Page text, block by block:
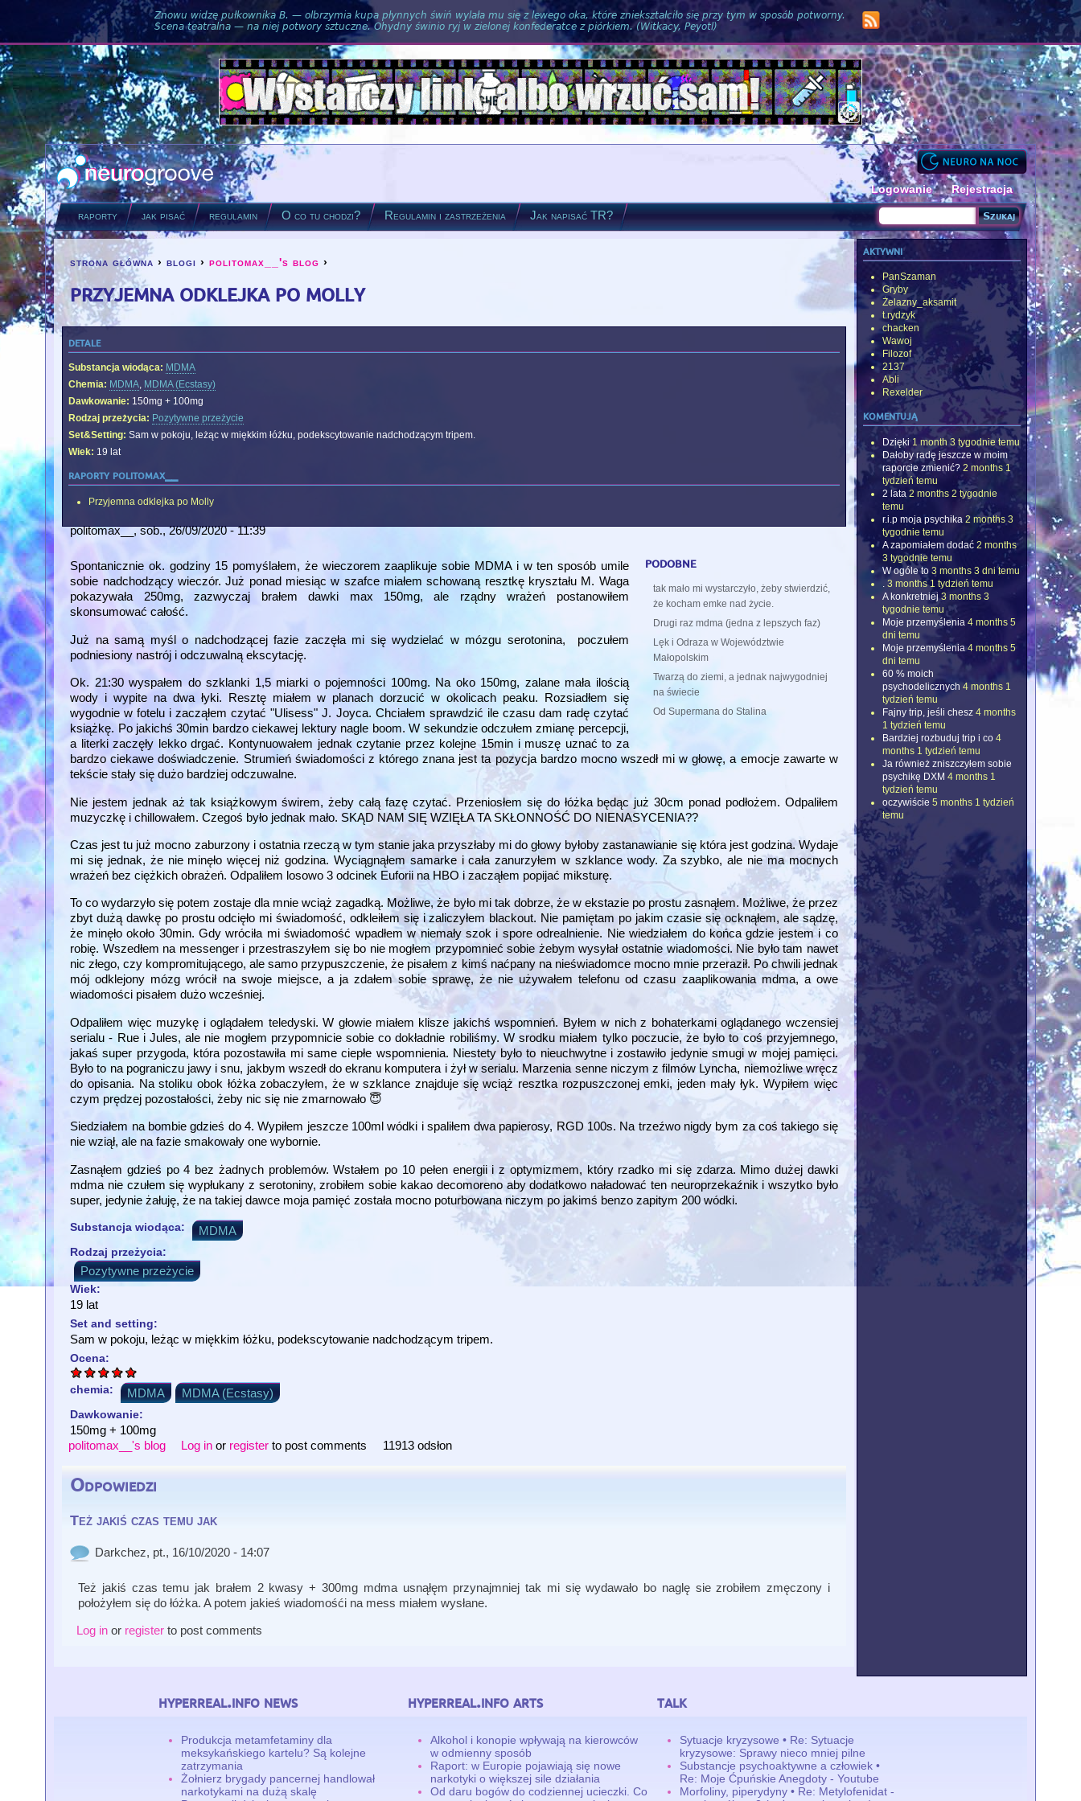
Znowu widzę pułkownika B. — olbrzymia kupa płynnych świń wylała mu się z lewego oka, które zniekształciło się przy tym w sposób potworny.
Scena teatralna — na niej potwory sztuczne. Ohydny świnio ryj w zielonej konfederatce z piórkiem. (Witkacy, Peyotl)
Logowanie Rejestracja
raporty jak pisać regulamin O co tu chodzi? Regulamin i zastrzeżenia Jak napisać TR?
Formularz wyszukiwania
you are here
strona główna ›blogi ›politomax__'s blog ›
przyjemna odklejka po molly
detale
Substancja wiodąca: MDMA
Chemia: MDMA, MDMA (Ecstasy)
Dawkowanie: 150mg + 100mg
Rodzaj przeżycia: Pozytywne przeżycie
Set&Setting: Sam w pokoju, leżąc w miękkim łóżku, podekscytowanie nadchodzącym tripem.
Wiek: 19 lat
raporty politomax__
Przyjemna odklejka po Molly
politomax__, sob., 26/09/2020 - 11:39
podobne
tak mało mi wystarczyło, żeby stwierdzić,
że kocham emke nad życie.
Drugi raz mdma (jedna z lepszych faz)
Lęk i Odraza w Województwie
Małopolskim
Twarzą do ziemi, a jednak najwygodniej
na świecie
Od Supermana do Stalina
Spontanicznie ok. godziny 15 pomyślałem, że wieczorem zaaplikuje sobie MDMA i w ten sposób umile
sobie nadchodzący wieczór. Już ponad miesiąc w szafce miałem schowaną resztkę kryształu M. Waga
pokazywała 250mg, zazwyczaj brałem dawki max 150mg, ale rządny wrażeń postanowiłem
skonsumować całość.
Już na samą myśl o nadchodzącej fazie zaczęła mi się wydzielać w mózgu serotonina, poczułem
podniesiony nastrój i odczuwalną ekscytację.
Ok. 21:30 wyspałem do szklanki 1,5 miarki o pojemności 100mg. Na oko 150mg, zalane mała ilością
wody i wypite na dwa łyki. Resztę miałem w planach dorzucić w okolicach peaku. Rozsiadłem się
wygodnie w fotelu i zacząłem czytać "Ulisess" J. Joyca. Chciałem sprawdzić ile czasu dam radę czytać
książkę. Po jakichś 30min bardzo ciekawej lektury nagle boom. W sekundzie odczułem zmianę percepcji,
a literki zaczęły lekko drgać. Kontynuowałem jednak czytanie przez kolejne 15min i muszę uznać to za
bardzo ciekawe doświadczenie. Strumień świadomości z którego znana jest ta pozycja bardzo mocno wszedł mi w głowę, a emocje zawarte w
tekście stały się dużo bardziej odczuwalne.
Nie jestem jednak aż tak książkowym świrem, żeby całą fazę czytać. Przeniosłem się do łóżka będąc już 30cm ponad podłożem. Odpaliłem
muzyczkę i chillowałem. Czegoś było jednak mało. SKĄD NAM SIĘ WZIĘŁA TA SKŁONNOŚĆ DO NIENASYCENIA??
Czas jest tu już mocno zaburzony i ostatnia rzeczą w tym stanie jaka przyszłaby mi do głowy byłoby zastanawianie się która jest godzina. Wydaje
mi się jednak, że nie minęło więcej niż godzina. Wyciągnąłem samarke i cała zanurzyłem w szklance wody. Za szybko, ale nie ma mocnych
wrażeń bez ciężkich obrażeń. Odpaliłem losowo 3 odcinek Euforii na HBO i zacząłem popijać miksturę.
To co wydarzyło się potem zostaje dla mnie wciąż zagadką. Możliwe, że było mi tak dobrze, że w ekstazie po prostu zasnąłem. Możliwe, że przez
zbyt dużą dawkę po prostu odcięło mi świadomość, odkleiłem się i zaliczyłem blackout. Nie pamiętam po jakim czasie się ocknąłem, ale sądzę,
że minęło około 30min. Gdy wróciła mi świadomość wpadłem w niemały szok i spore odrealnienie. Nie wiedziałem do końca gdzie jestem i co
robię. Wszedłem na messenger i przestraszyłem się bo nie mogłem przypomnieć sobie żebym wysyłał ostatnie wiadomości. Nie było tam nawet
nic złego, czy kompromitującego, ale samo przypuszczenie, że pisałem z kimś naćpany na nieświadomce mocno mnie przeraził. Po chwili jednak
mój odklejony mózg wrócił na swoje miejsce, a ja zdałem sobie sprawę, że nie używałem telefonu od czasu zaaplikowania mdma, a owe
wiadomości pisałem dużo wcześniej.
Odpaliłem więc muzykę i oglądałem teledyski. W głowie miałem klisze jakichś wspomnień. Byłem w nich z bohaterkami oglądanego wczensiej
serialu - Rue i Jules, ale nie mogłem przypomnicie sobie co dokładnie robiliśmy. W srodku miałem tylko poczucie, że było to coś przyjemnego,
jakaś super przygoda, która pozostawiła mi same ciepłe wspomnienia. Niestety było to nieuchwytne i zostawiło jedynie smugi w mojej pamięci.
Było to na pograniczu jawy i snu, jakbym wszedł do ekranu komputera i żył w serialu. Marzenia senne niczym z filmów Lyncha, niemożliwe wręcz
do opisania. Na stoliku obok łóżka zobaczyłem, że w szklance znajduje się wciąż resztka rozpuszczonej emki, jeden mały łyk. Wypiłem więc
czym prędzej pozostałości, żeby nic się nie zmarnowało 😇
Siedziałem na bombie gdzieś do 4. Wypiłem jeszcze 100ml wódki i spaliłem dwa papierosy, RGD 100s. Na trzeźwo nigdy bym za coś takiego się
nie wziął, ale na fazie smakowały one wybornie.
Zasnąłem gdzieś po 4 bez żadnych problemów. Wstałem po 10 pełen energii i z optymizmem, który rzadko mi się zdarza. Mimo dużej dawki
mdma nie czułem się wypłukany z serotoniny, zrobiłem sobie kakao decomoreno aby dodatkowo naładować ten neuroprzekaźnik i wszytko było
super, jedynie żałuję, że na takiej dawce moja pamięć została mocno poturbowana niczym po jakimś benzo zapitym 200 wódki.
Substancja wiodąca: MDMA
Rodzaj przeżycia:
Pozytywne przeżycie
Wiek:
19 lat
Set and setting:
Sam w pokoju, leżąc w miękkim łóżku, podekscytowanie nadchodzącym tripem.
Ocena:
chemia: MDMA MDMA (Ecstasy)
Dawkowanie:
150mg + 100mg
politomax__'s blog
Log in or register to post comments 11913 odsłon
Odpowiedzi
Też jakiś czas temu jak
Darkchez, pt., 16/10/2020 - 14:07
Też jakiś czas temu jak brałem 2 kwasy + 300mg mdma usnąłęm przynajmniej tak mi się wydawało bo naglę sie zrobiłem zmęczony i
położyłem się do łóżka. A potem jakieś wiadomośći na mess miałem wysłane.
Log inor registerto post comments
aktywni
PanSzaman
Gryby
Żelazny_aksamit
t.rydzyk
chacken
Wawoj
Filozof
2137
Abli
Rexelder
komentują
Dzięki 1 month 3 tygodnie temu
Dałoby radę jeszcze w moim
raporcie zmienić? 2 months 1
tydzień temu
2 lata 2 months 2 tygodnie
temu
r.i.p moja psychika 2 months 3
tygodnie temu
A zapomiałem dodać 2 months
3 tygodnie temu
W ogóle to 3 months 3 dni temu
3 months 1 tydzień temu
A konkretniej 3 months 3
tygodnie temu
Moje przemyślenia 4 months 5
dni temu
Moje przemyślenia 4 months 5
dni temu
60 % moich
psychodelicznych 4 months 1
tydzień temu
Fajny trip, jeśli chesz 4 months
1 tydzień temu
Bardziej rozbuduj trip i co 4
months 1 tydzień temu
Ja również zniszczyłem sobie
psychikę DXM 4 months 1
tydzień temu
oczywiście 5 months 1 tydzień
temu
hyperreal.info news
Produkcja metamfetaminy dla
meksykańskiego kartelu? Są kolejne
zatrzymania
Żołnierz brygady pancernej handlował
narkotykami na dużą skalę
hyperreal.info arts
Alkohol i konopie wpływają na kierowców
w odmienny sposób
Raport: w Europie pojawiają się nowe
narkotyki o większej sile działania
Od daru bogów do codziennej ucieczki. Co
talk
Sytuacje kryzysowe • Re: Sytuacje
kryzysowe: Sprawy nieco mniej pilne
Substancje psychoaktywne a człowiek •
Re: Moje Ćpuńskie Anegdoty - Youtube
Morfoliny, piperydyny • Re: Metylofenidat -